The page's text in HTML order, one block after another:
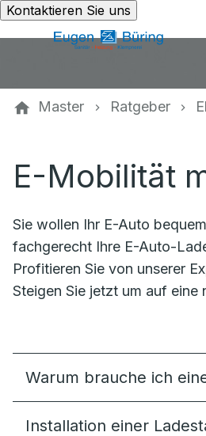
Kontaktieren Sie uns
Master Ratgeber
E-Mobilität
Sie wollen Ihr E-Auto
fachgerecht Ihre E-Auto-
Profitieren Sie von unserer
Steigen Sie jetzt um auf
Warum brauche ich
Installation einer